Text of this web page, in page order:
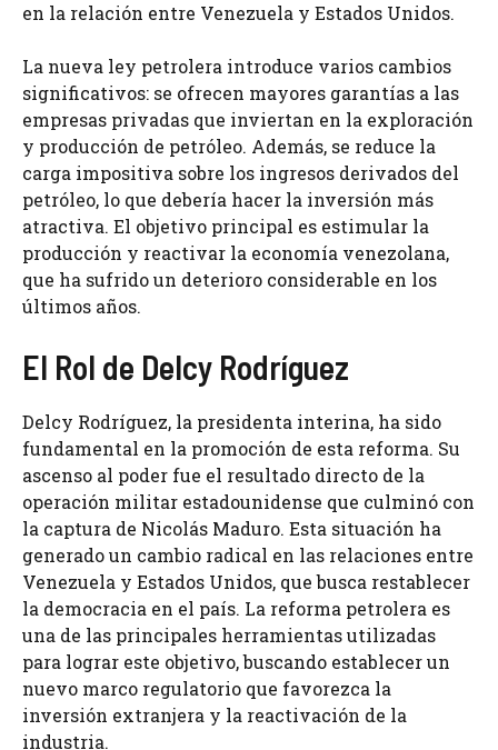
en la relación entre Venezuela y Estados Unidos.
La nueva ley petrolera introduce varios cambios
significativos: se ofrecen mayores garantías a las
empresas privadas que inviertan en la exploración
y producción de petróleo. Además, se reduce la
carga impositiva sobre los ingresos derivados del
petróleo, lo que debería hacer la inversión más
atractiva. El objetivo principal es estimular la
producción y reactivar la economía venezolana,
que ha sufrido un deterioro considerable en los
últimos años.
El Rol de Delcy Rodríguez
Delcy Rodríguez, la presidenta interina, ha sido
fundamental en la promoción de esta reforma. Su
ascenso al poder fue el resultado directo de la
operación militar estadounidense que culminó con
la captura de Nicolás Maduro. Esta situación ha
generado un cambio radical en las relaciones entre
Venezuela y Estados Unidos, que busca restablecer
la democracia en el país. La reforma petrolera es
una de las principales herramientas utilizadas
para lograr este objetivo, buscando establecer un
nuevo marco regulatorio que favorezca la
inversión extranjera y la reactivación de la
industria.